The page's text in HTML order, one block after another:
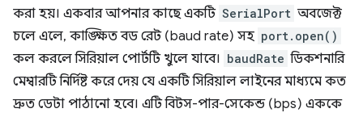
করা হয়। একবার আপনার কাছে একটি SerialPort অবজেক্ট
চলে এলে, কাঙ্ক্ষিত বড রেট (baud rate) সহ port.open()
কল করলে সিরিয়াল পোর্টটি খুলে যাবে। baudRate ডিকশনারি
মেম্বারটি নির্দিষ্ট করে দেয় যে একটি সিরিয়াল লাইনের মাধ্যমে কত
দ্রুত ডেটা পাঠানো হবে। এটি বিটস-পার-সেকেন্ড (bps) এককে